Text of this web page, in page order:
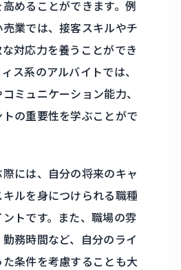
めることができます。例
業では、接客スキルやチ
対応力を養うことができ
ス系のアルバイトでは、
ミュニケーション能力、
の重要性を学ぶことがで
には、自分の将来のキャ
キルを身につけられる職種
トです。また、職場の雰
務時間など、自分のライ
条件を考慮することも大